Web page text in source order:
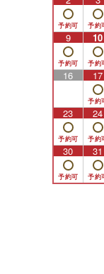
9 10
16 17
23 24
30 31